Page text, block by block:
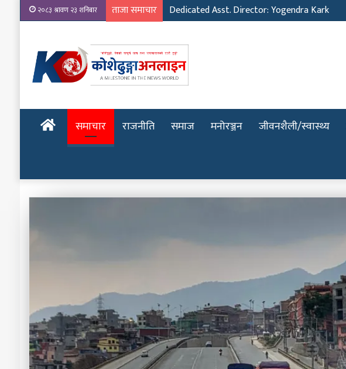
२०८३ श्रावण २३ शनिबार ताजा समाचार Dedicated Asst. Director: Yogendra Kark
होमपेजसमाचार राजनीति समाज मनोरञ्जन जीवनशैली/स्वास्थ्य